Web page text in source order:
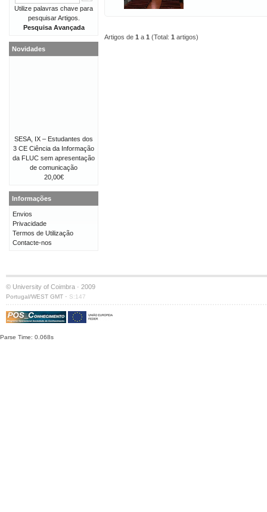
Artigos de 1 a 1 (Total: 1 artigos)
Utilize palavras chave para
pesquisar Artigos.
Pesquisa Avançada
Novidades
SESA, IX – Estudantes dos
3 CE Ciência da Informação
da FLUC sem apresentação
de comunicação
20,00€
Informações
Envios
Privacidade
Termos de Utilização
Contacte-nos
© University of Coimbra · 2009
Portugal/WEST GMT · S:147
Parse Time: 0.068s